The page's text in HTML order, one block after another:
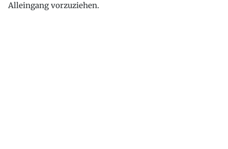
Alleingang vorzuziehen.